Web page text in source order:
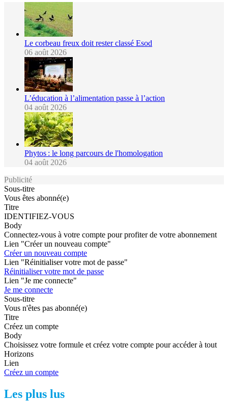
Le corbeau freux doit rester classé Esod
06 août 2026
L’éducation à l’alimentation passe à l’action
04 août 2026
Phytos : le long parcours de l'homologation
04 août 2026
Publicité
Sous-titre
Vous êtes abonné(e)
Titre
IDENTIFIEZ-VOUS
Body
Connectez-vous à votre compte pour profiter de votre abonnement
Lien "Créer un nouveau compte"
Créer un nouveau compte
Lien "Réinitialiser votre mot de passe"
Réinitialiser votre mot de passe
Lien "Je me connecte"
Je me connecte
Sous-titre
Vous n'êtes pas abonné(e)
Titre
Créez un compte
Body
Choisissez votre formule et créez votre compte pour accéder à tout
Horizons
Lien
Créez un compte
Les plus lus